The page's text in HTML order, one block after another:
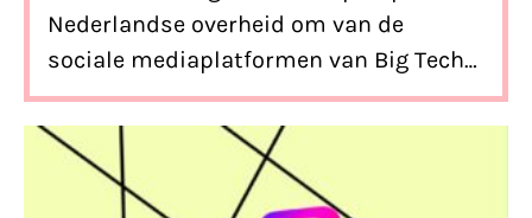
Nederlandse overheid om van de
sociale mediaplatformen van Big Tech
te vertrekken, kregen we een aantal
terugkerende vragen, die we graag
beantwoorden.